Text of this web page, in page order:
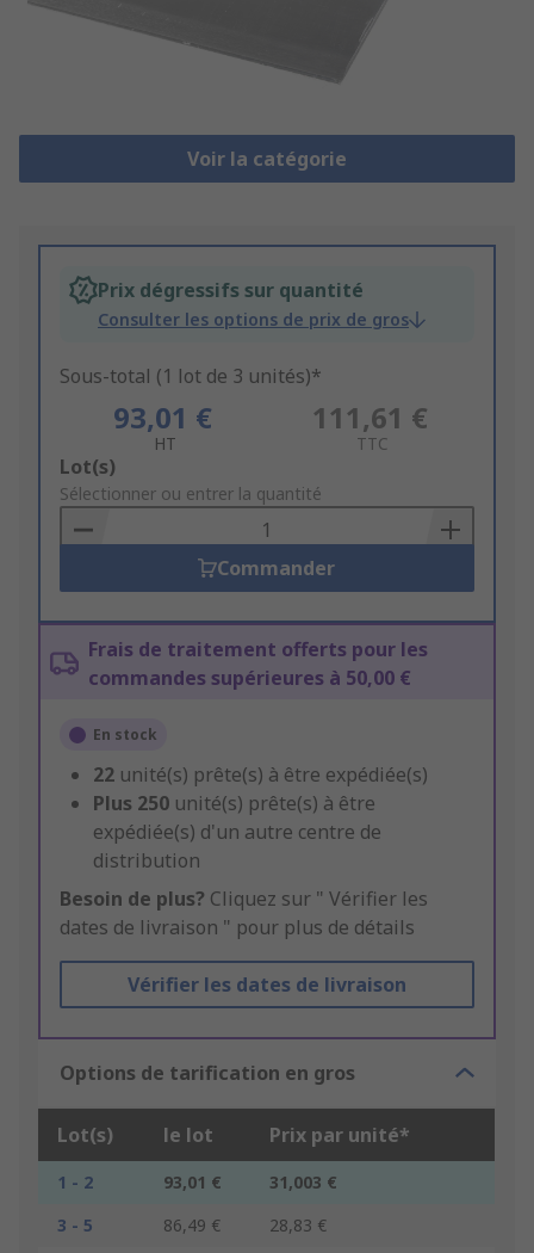
Voir la catégorie
Prix dégressifs sur quantité
Consulter les options de prix de gros
Sous-total (1 lot de 3 unités)*
93,01 €
HT
111,61 €
TTC
Add
to
Basket
Lot(s)
Sélectionner ou entrer la quantité
Commander
Frais de traitement offerts pour les
commandes supérieures à 50,00 €
En stock
22 unité(s) prête(s) à être expédiée(s)
Plus 250 unité(s) prête(s) à être
expédiée(s) d'un autre centre de
distribution
Besoin de plus? Cliquez sur " Vérifier les
dates de livraison " pour plus de détails
Vérifier les dates de livraison
Options de tarification en gros
Lot(s) le lot Prix par unité*
1 - 2 93,01 €
31,003 €
3 - 5
86,49 €
28,83 €